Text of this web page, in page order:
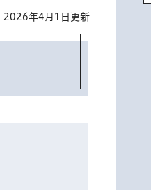
2026年4月1日更新